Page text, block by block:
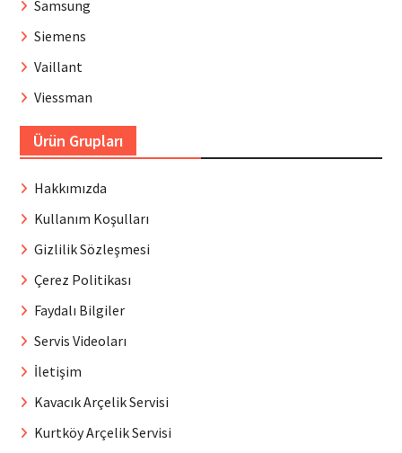
Samsung
Siemens
Vaillant
Viessman
Ürün Grupları
Hakkımızda
Kullanım Koşulları
Gizlilik Sözleşmesi
Çerez Politikası
Faydalı Bilgiler
Servis Videoları
İletişim
Kavacık Arçelik Servisi
Kurtköy Arçelik Servisi